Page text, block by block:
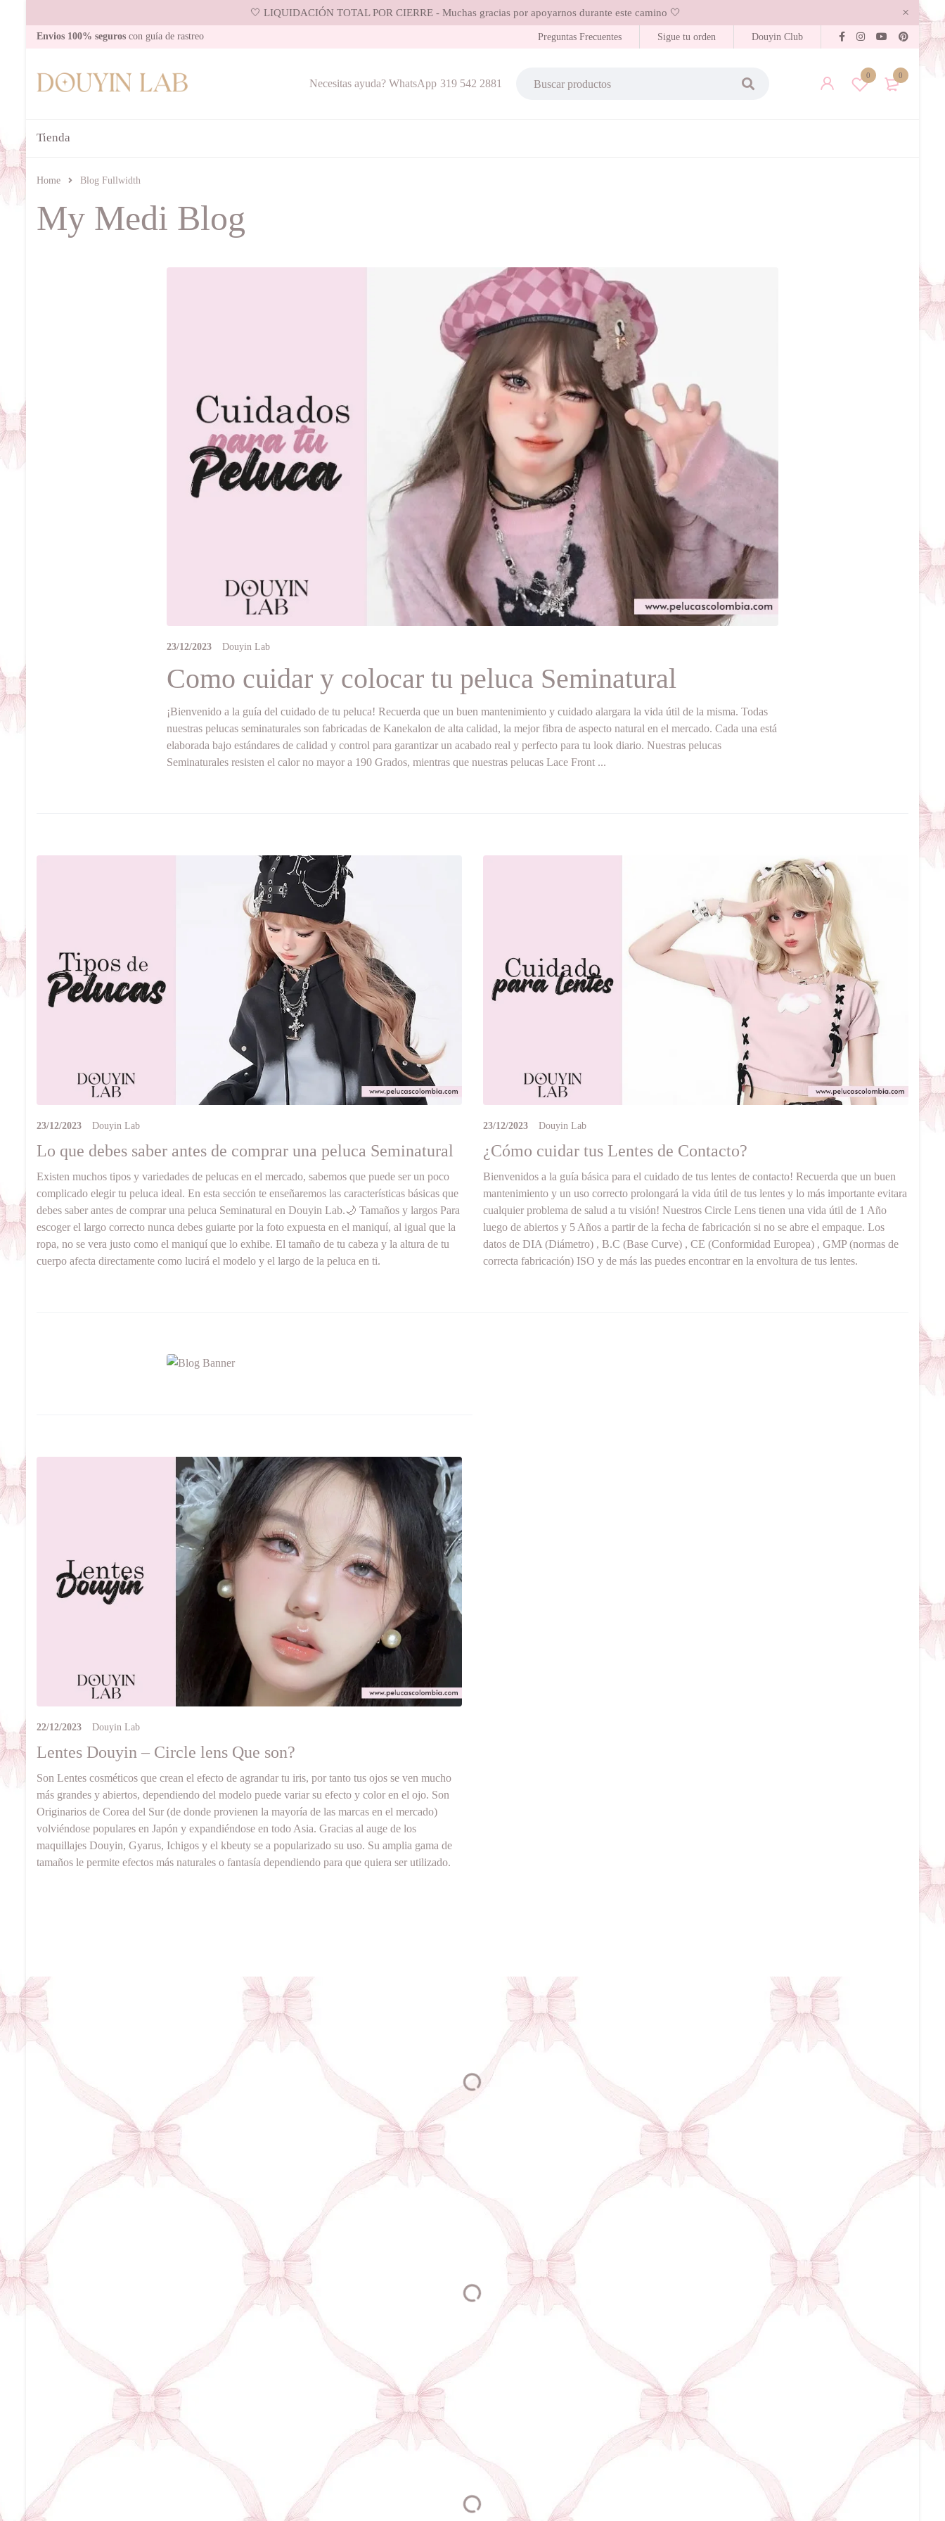
🤍 LIQUIDACIÓN TOTAL POR CIERRE - Muchas gracias por apoyarnos durante este camino 🤍
Envios 100% seguros con guía de rastreo Preguntas Frecuentes Sigue tu orden Douyin Club
0
0
Necesitas ayuda? WhatsApp 319 542 2881
Tienda
Home Blog Fullwidth
My Medi Blog
23/12/2023 Douyin Lab
Como cuidar y colocar tu peluca Seminatural
¡Bienvenido a la guía del cuidado de tu peluca! Recuerda que un buen mantenimiento y cuidado alargara la vida útil de la misma. Todas
nuestras pelucas seminaturales son fabricadas de Kanekalon de alta calidad, la mejor fibra de aspecto natural en el mercado. Cada una está
elaborada bajo estándares de calidad y control para garantizar un acabado real y perfecto para tu look diario. Nuestras pelucas
Seminaturales resisten el calor no mayor a 190 Grados, mientras que nuestras pelucas Lace Front ...
23/12/2023 Douyin Lab
Lo que debes saber antes de comprar una peluca Seminatural
Existen muchos tipos y variedades de pelucas en el mercado, sabemos que puede ser un poco
complicado elegir tu peluca ideal. En esta sección te enseñaremos las características básicas que
debes saber antes de comprar una peluca Seminatural en Douyin Lab.🌙 Tamaños y largos Para
escoger el largo correcto nunca debes guiarte por la foto expuesta en el maniquí, al igual que la
ropa, no se vera justo como el maniquí que lo exhibe. El tamaño de tu cabeza y la altura de tu
cuerpo afecta directamente como lucirá el modelo y el largo de la peluca en ti.
23/12/2023 Douyin Lab
¿Cómo cuidar tus Lentes de Contacto?
Bienvenidos a la guía básica para el cuidado de tus lentes de contacto! Recuerda que un buen
mantenimiento y un uso correcto prolongará la vida útil de tus lentes y lo más importante evitara
cualquier problema de salud a tu visión! Nuestros Circle Lens tienen una vida útil de 1 Año
luego de abiertos y 5 Años a partir de la fecha de fabricación si no se abre el empaque. Los
datos de DIA (Diámetro) , B.C (Base Curve) , CE (Conformidad Europea) , GMP (normas de
correcta fabricación) ISO y de más las puedes encontrar en la envoltura de tus lentes.
22/12/2023 Douyin Lab
Lentes Douyin – Circle lens Que son?
Son Lentes cosméticos que crean el efecto de agrandar tu iris, por tanto tus ojos se ven mucho
más grandes y abiertos, dependiendo del modelo puede variar su efecto y color en el ojo. Son
Originarios de Corea del Sur (de donde provienen la mayoría de las marcas en el mercado)
volviéndose populares en Japón y expandiéndose en todo Asia. Gracias al auge de los
maquillajes Douyin, Gyarus, Ichigos y el kbeuty se a popularizado su uso. Su amplia gama de
tamaños le permite efectos más naturales o fantasía dependiendo para que quiera ser utilizado.